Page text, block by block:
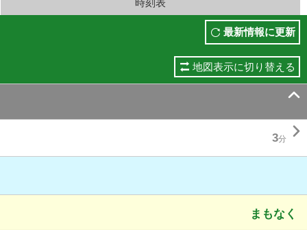
時刻表
最新情報に更新
地図表示に切り替える

3分 
まもなく